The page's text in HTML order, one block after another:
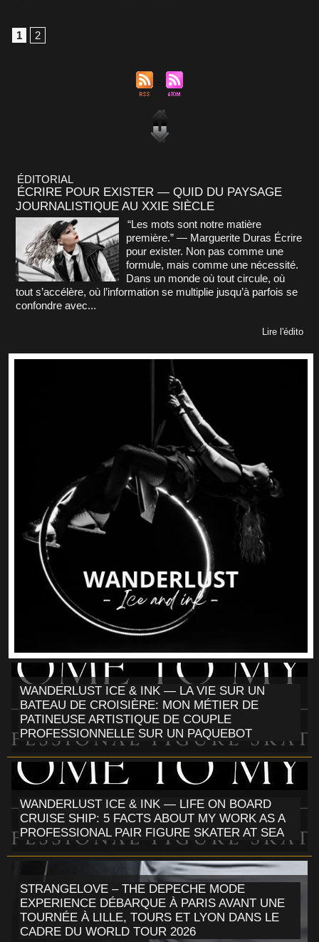
1 2
ÉDITORIAL
ÉCRIRE POUR EXISTER — QUID DU PAYSAGE
JOURNALISTIQUE AU XXIE SIÈCLE
“Les mots sont notre matière
première.” — Marguerite Duras Écrire
pour exister. Non pas comme une
formule, mais comme une nécessité.
Dans un monde où tout circule, où
tout s’accélère, où l’information se multiplie jusqu’à parfois se
confondre avec...
Lire l'édito
WANDERLUST ICE & INK — LA VIE SUR UN
BATEAU DE CROISIÈRE: MON MÉTIER DE
PATINEUSE ARTISTIQUE DE COUPLE
PROFESSIONNELLE SUR UN PAQUEBOT
WANDERLUST ICE & INK — LIFE ON BOARD
CRUISE SHIP: 5 FACTS ABOUT MY WORK AS A
PROFESSIONAL PAIR FIGURE SKATER AT SEA
STRANGELOVE – THE DEPECHE MODE
EXPERIENCE DÉBARQUE À PARIS AVANT UNE
TOURNÉE À LILLE, TOURS ET LYON DANS LE
CADRE DU WORLD TOUR 2026